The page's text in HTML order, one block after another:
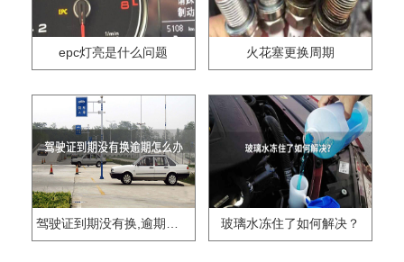
epc灯亮是什么问题 火花塞更换周期
驾驶证到期没有换,逾期怎么办?? 玻璃水冻住了如何解决？